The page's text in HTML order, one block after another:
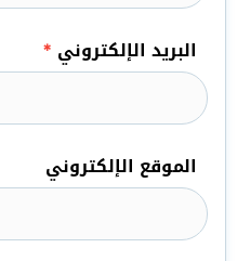
البريد الإلكتروني *
الموقع الإلكتروني